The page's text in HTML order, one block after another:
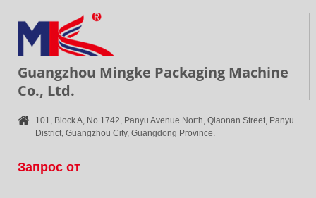
Guangzhou Mingke Packaging Machine
Co., Ltd.
101, Block A, No.1742, Panyu Avenue North, Qiaonan Street, Panyu
District, Guangzhou City, Guangdong Province.
Запрос от